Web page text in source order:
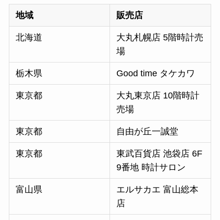
地域 販売店
北海道
大丸札幌店 5階時計売
場
栃木県 Good time タケカワ
東京都
大丸東京店 10階時計
売場
東京都 自由が丘一誠堂
東京都
東武百貨店 池袋店 6F
9番地 時計サロン
富山県
エルサカエ 富山総本
店